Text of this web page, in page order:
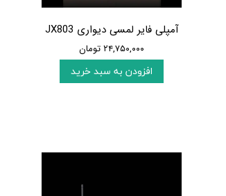
آمپلی فایر لمسی دیواری JX803
۲۴,۷۵۰,۰۰۰ تومان
افزودن به سبد خرید